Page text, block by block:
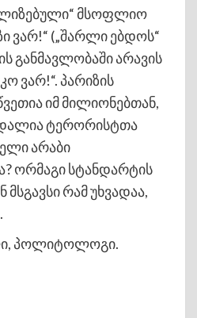
მსოფლიო
ვარ!“ („შარლი ებდოს“
განმავლობაში არავის
ვარ!“. პარიზის
იმ მილიონებთან,
დალია ტერორისტთა
არაბი
ორმაგი სტანდარტის
მსგავსი რამ უხვადაა,
პოლიტოლოგი.